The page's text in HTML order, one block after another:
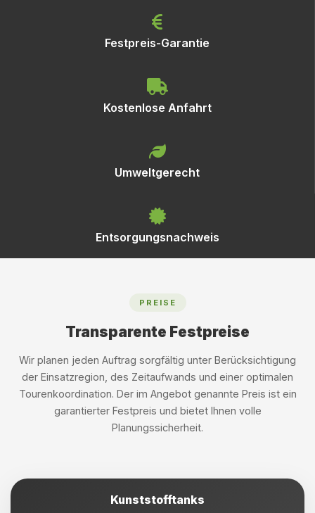
Festpreis-Garantie
Kostenlose Anfahrt
Umweltgerecht
Entsorgungsnachweis
PREISE
Transparente Festpreise
Wir planen jeden Auftrag sorgfältig unter Berücksichtigung
der Einsatzregion, des Zeitaufwands und einer optimalen
Tourenkoordination. Der im Angebot genannte Preis ist ein
garantierter Festpreis und bietet Ihnen volle
Planungssicherheit.
Kunststofftanks